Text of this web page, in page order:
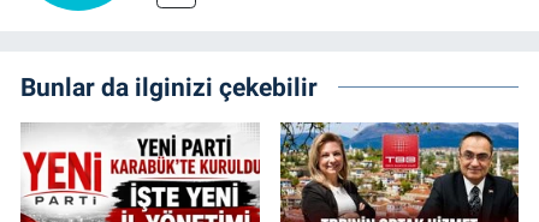
Bunlar da ilginizi çekebilir